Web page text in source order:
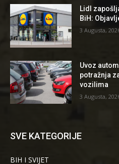
Lidl
BiH:
3 Augusta,
Uvoz
potražnja
vozilima
3 Augusta,
SVE KATEGORIJE
BIH I SVIJET